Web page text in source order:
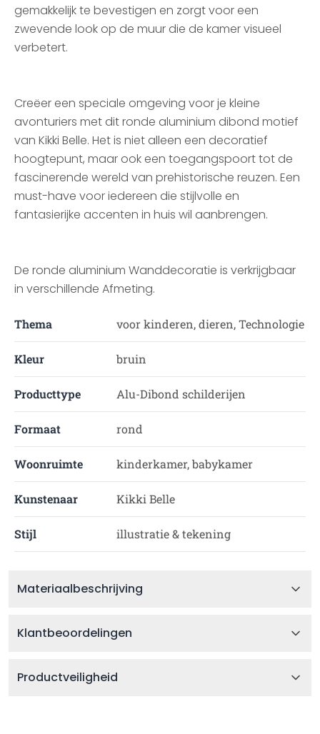
gemakkelijk te bevestigen en zorgt voor een
zwevende look op de muur die de kamer visueel
verbetert.
Creëer een speciale omgeving voor je kleine
avonturiers met dit ronde aluminium dibond motief
van Kikki Belle. Het is niet alleen een decoratief
hoogtepunt, maar ook een toegangspoort tot de
fascinerende wereld van prehistorische reuzen. Een
must-have voor iedereen die stijlvolle en
fantasierijke accenten in huis wil aanbrengen.
De ronde aluminium Wanddecoratie is verkrijgbaar
in verschillende Afmeting.
Thema voor kinderen, dieren, Technologie
Kleur bruin
Producttype Alu-Dibond schilderijen
Formaat rond
Woonruimte kinderkamer, babykamer
Kunstenaar Kikki Belle
Stijl illustratie & tekening
Materiaalbeschrijving
Klantbeoordelingen
Productveiligheid